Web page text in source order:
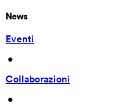
News
Eventi
•
Collaborazioni
•